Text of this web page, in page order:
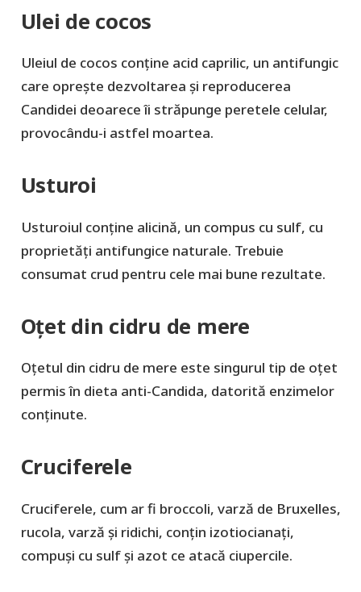
Ulei de cocos
Uleiul de cocos conține acid caprilic, un antifungic
care oprește dezvoltarea și reproducerea
Candidei deoarece îi străpunge peretele celular,
provocându-i astfel moartea.
Usturoi
Usturoiul conține alicină, un compus cu sulf, cu
proprietăți antifungice naturale. Trebuie
consumat crud pentru cele mai bune rezultate.
Oțet din cidru de mere
Oțetul din cidru de mere este singurul tip de oțet
permis în dieta anti-Candida, datorită enzimelor
conținute.
Cruciferele
Cruciferele, cum ar fi broccoli, varză de Bruxelles,
rucola, varză și ridichi, conțin izotiocianați,
compuși cu sulf și azot ce atacă ciupercile.